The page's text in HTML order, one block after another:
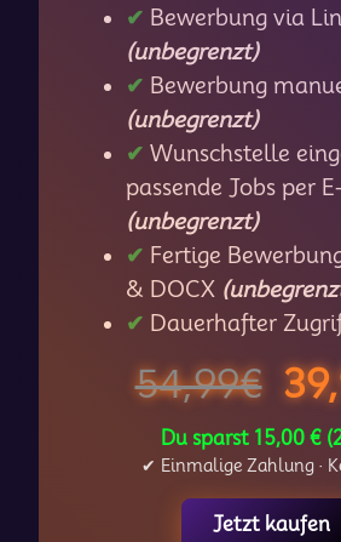
✔ Bewerbung via
(unbegrenzt)
✔ Bewerbung
(unbegrenzt)
✔ Wunschstelle
passende Jobs per
(unbegrenzt)
✔ Fertige
& DOCX
✔ Dauerhafter
54,99€
Du sparst 15,00 €
✔ Einmalige Zahlung ·
Jetzt kaufen